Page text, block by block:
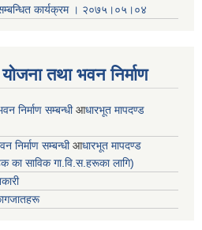
कार्यक्रम । २०७५।०५।०४
तथा भवन निर्माण
निर्माण सम्बन्धीआधारभूत मापदण्ड
निर्माण सम्बन्धीआधारभूत मापदण्ड
का साविक गा.वि.स.हरूका लागि)